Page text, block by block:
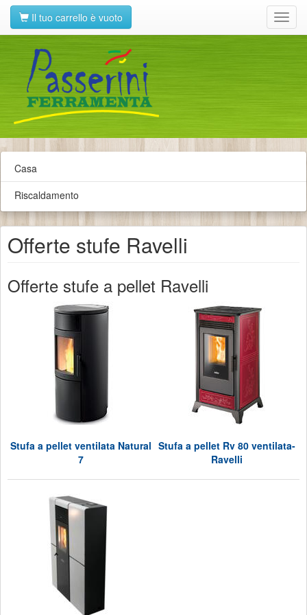
Il tuo carrello è vuoto
Casa
Riscaldamento
Offerte stufe Ravelli
Offerte stufe a pellet Ravelli
Stufa a pellet ventilata Natural
7
Stufa a pellet Rv 80 ventilata-
Ravelli